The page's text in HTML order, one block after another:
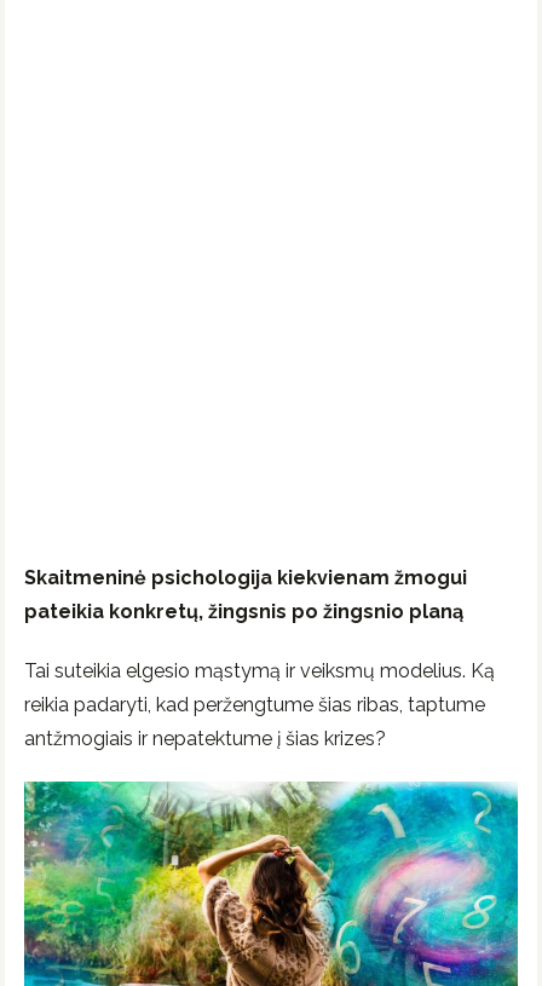
Skaitmeninė psichologija kiekvienam žmogui
pateikia konkretų, žingsnis po žingsnio planą
Tai suteikia elgesio mąstymą ir veiksmų modelius. Ką
reikia padaryti, kad peržengtume šias ribas, taptume
antžmogiais ir nepatektume į šias krizes?